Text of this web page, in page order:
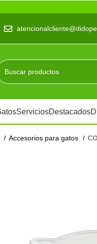
ServiciosDestacados
Accesorios para gatos